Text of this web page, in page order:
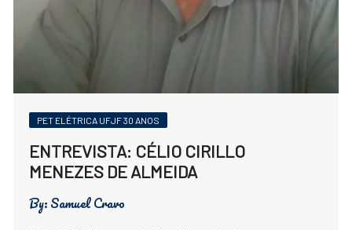
PET ELÉTRICA UFJF 30 ANOS
ENTREVISTA: CÉLIO CIRILLO
MENEZES DE ALMEIDA
By:Samuel Cravo